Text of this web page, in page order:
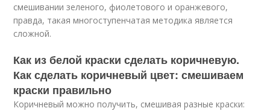
смешивании зеленого, фиолетового и оранжевого,
правда, такая многоступенчатая методика является
сложной.
Как из белой краски сделать коричневую.
Как сделать коричневый цвет: смешиваем
краски правильно
Коричневый можно получить, смешивая разные краски: